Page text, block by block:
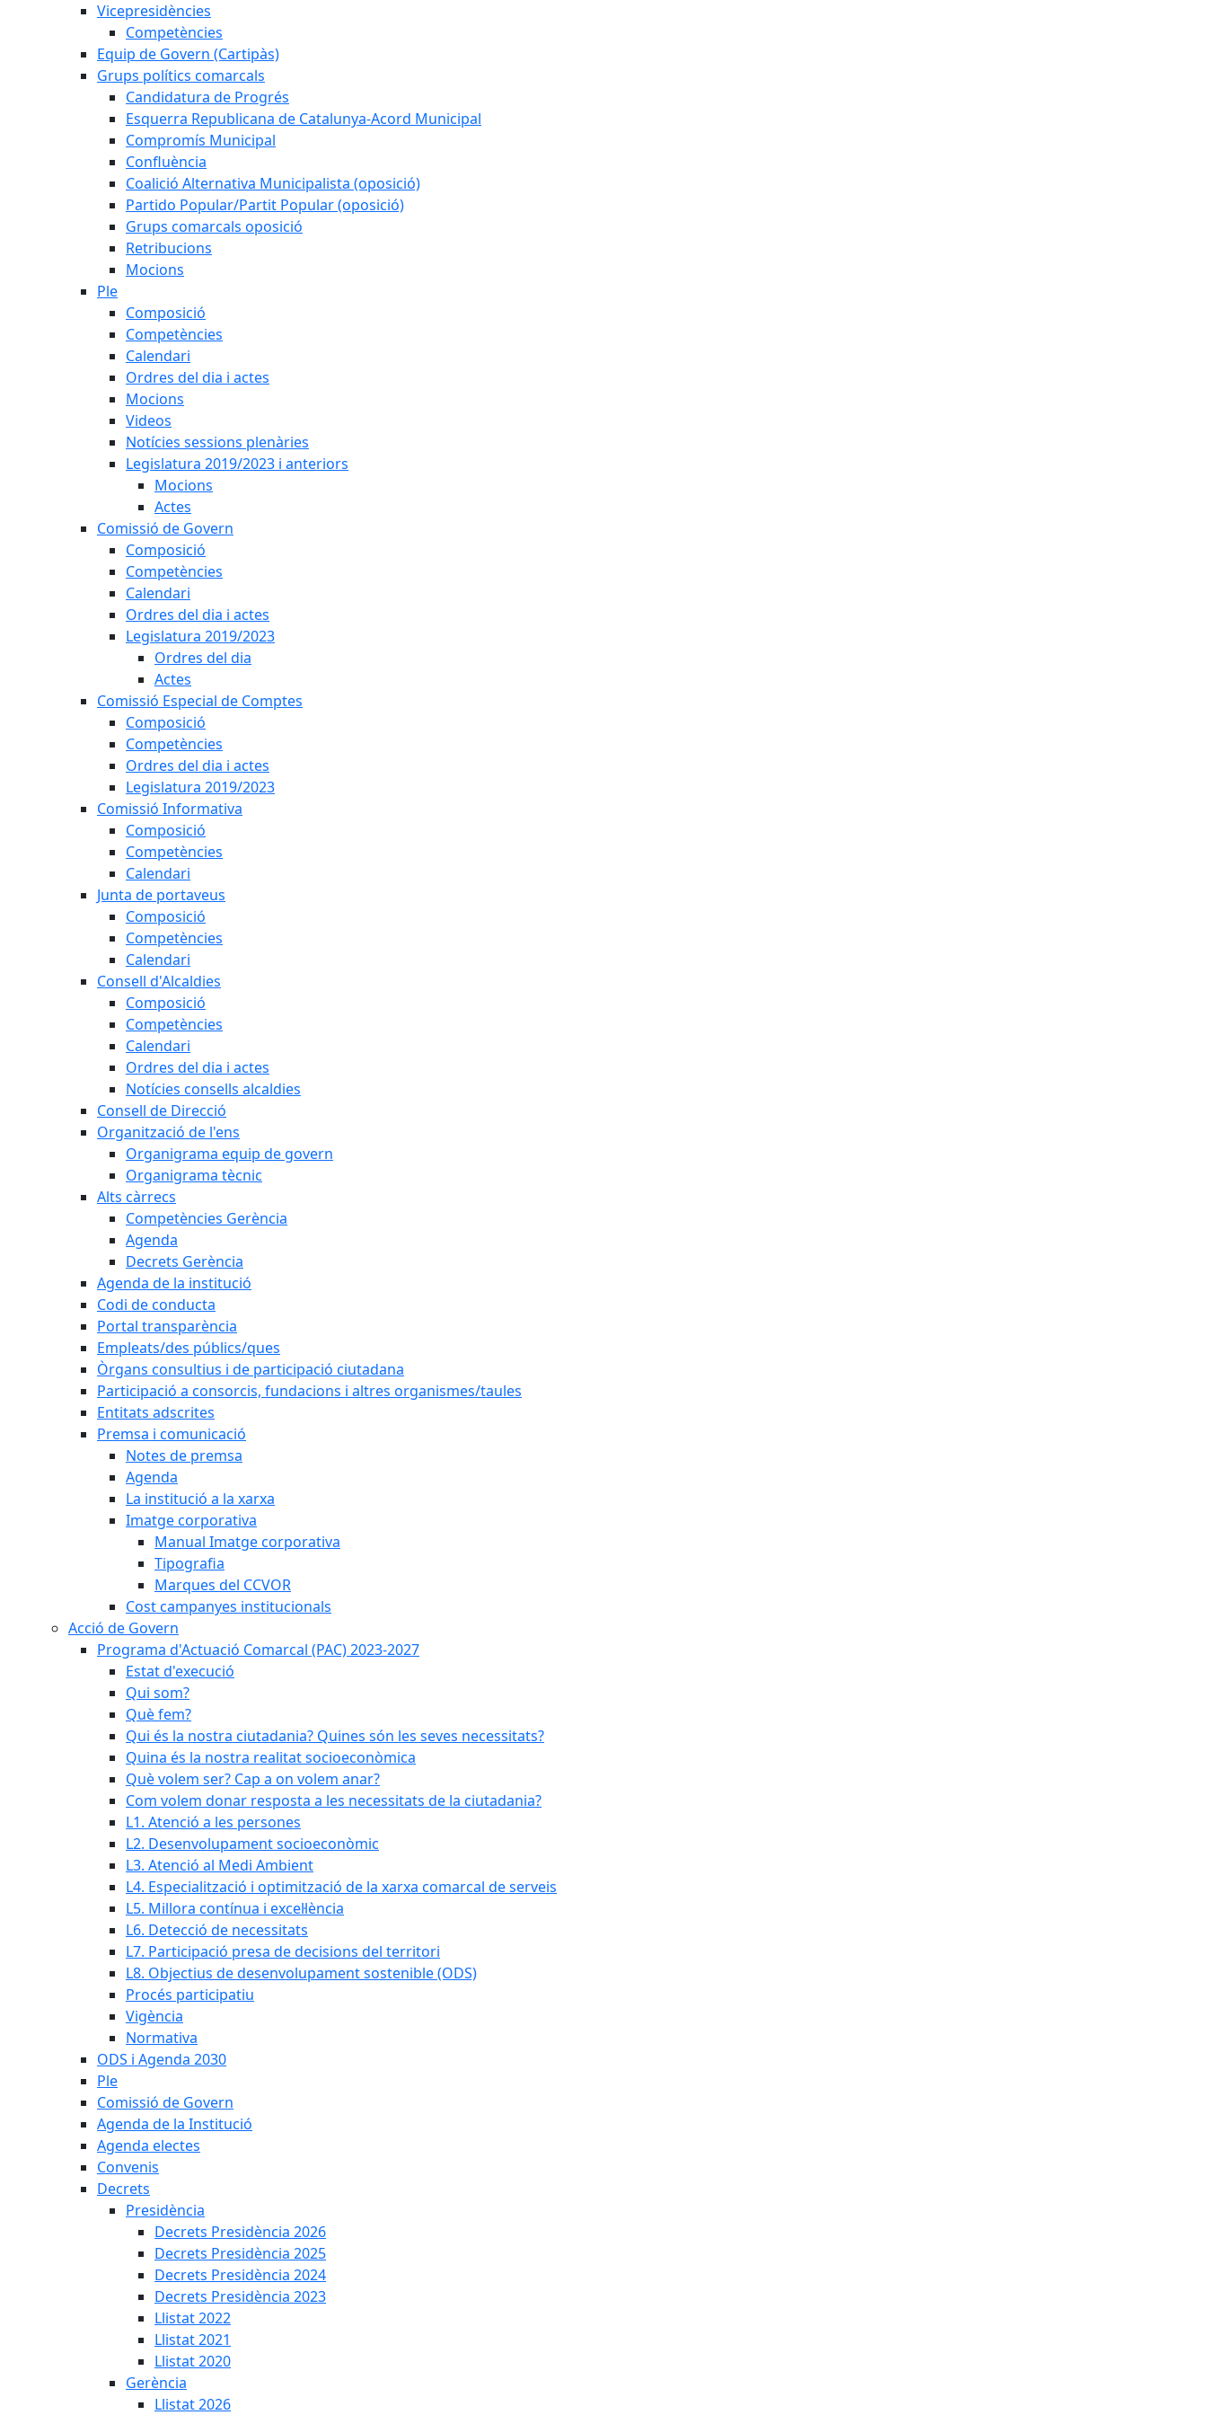
Vicepresidències
Competències
Equip de Govern (Cartipàs)
Grups polítics comarcals
Candidatura de Progrés
Esquerra Republicana de Catalunya-Acord Municipal
Compromís Municipal
Confluència
Coalició Alternativa Municipalista (oposició)
Partido Popular/Partit Popular (oposició)
Grups comarcals oposició
Retribucions
Mocions
Ple
Composició
Competències
Calendari
Ordres del dia i actes
Mocions
Videos
Notícies sessions plenàries
Legislatura 2019/2023 i anteriors
Mocions
Actes
Comissió de Govern
Composició
Competències
Calendari
Ordres del dia i actes
Legislatura 2019/2023
Ordres del dia
Actes
Comissió Especial de Comptes
Composició
Competències
Ordres del dia i actes
Legislatura 2019/2023
Comissió Informativa
Composició
Competències
Calendari
Junta de portaveus
Composició
Competències
Calendari
Consell d'Alcaldies
Composició
Competències
Calendari
Ordres del dia i actes
Notícies consells alcaldies
Consell de Direcció
Organització de l'ens
Organigrama equip de govern
Organigrama tècnic
Alts càrrecs
Competències Gerència
Agenda
Decrets Gerència
Agenda de la institució
Codi de conducta
Portal transparència
Empleats/des públics/ques
Òrgans consultius i de participació ciutadana
Participació a consorcis, fundacions i altres organismes/taules
Entitats adscrites
Premsa i comunicació
Notes de premsa
Agenda
La institució a la xarxa
Imatge corporativa
Manual Imatge corporativa
Tipografia
Marques del CCVOR
Cost campanyes institucionals
Acció de Govern
Programa d'Actuació Comarcal (PAC) 2023-2027
Estat d'execució
Qui som?
Què fem?
Qui és la nostra ciutadania? Quines són les seves necessitats?
Quina és la nostra realitat socioeconòmica
Què volem ser? Cap a on volem anar?
Com volem donar resposta a les necessitats de la ciutadania?
L1. Atenció a les persones
L2. Desenvolupament socioeconòmic
L3. Atenció al Medi Ambient
L4. Especialització i optimització de la xarxa comarcal de serveis
L5. Millora contínua i excel·lència
L6. Detecció de necessitats
L7. Participació presa de decisions del territori
L8. Objectius de desenvolupament sostenible (ODS)
Procés participatiu
Vigència
Normativa
ODS i Agenda 2030
Ple
Comissió de Govern
Agenda de la Institució
Agenda electes
Convenis
Decrets
Presidència
Decrets Presidència 2026
Decrets Presidència 2025
Decrets Presidència 2024
Decrets Presidència 2023
Llistat 2022
Llistat 2021
Llistat 2020
Gerència
Llistat 2026